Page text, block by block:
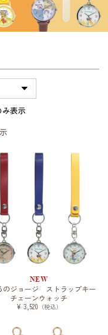
表示
NEW
のジョージ ストラップキー
チェーンウォッチ
¥ 3,520 （税込）